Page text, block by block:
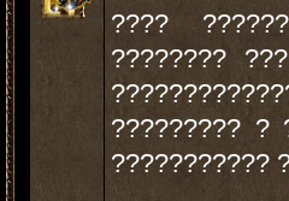
????
????????
????????? ?
???????????